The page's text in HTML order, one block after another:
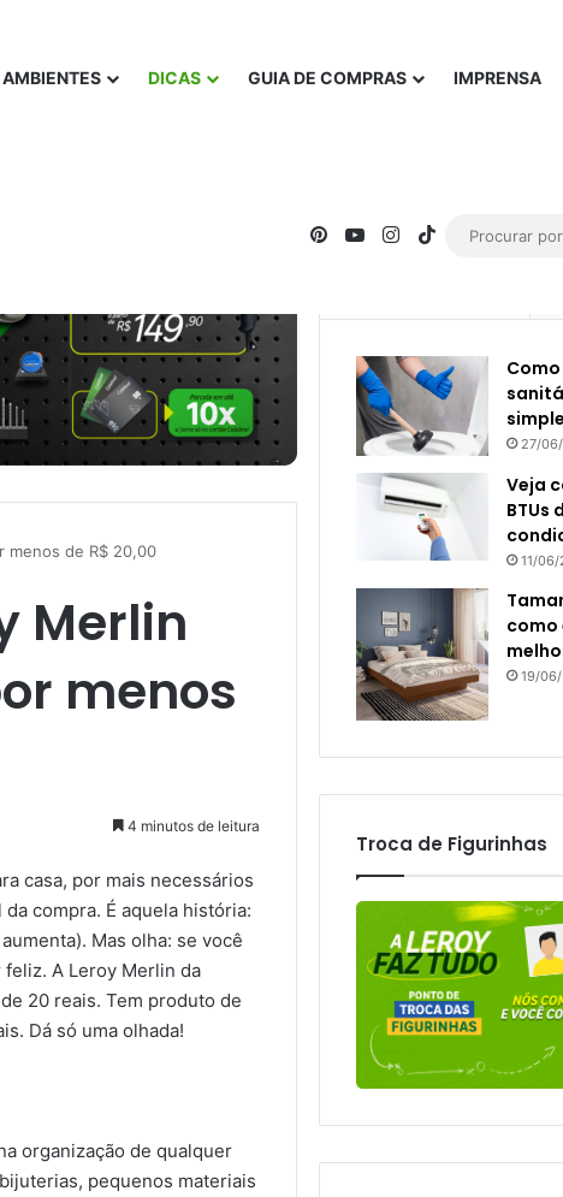
AMBIENTES DICAS GUIA DE COMPRAS IMPRENSA
PinterestYouTubeInstagram
TikTok
menos de R$ 20,00
Merlin
menos
4 minutos de leitura
casa, por mais necessários
compra. É aquela história:
Mas olha: se você
feliz. A Leroy Merlin da
20 reais. Tem produto de
Dá só uma olhada!
organização de qualquer
pequenos materiais
27/
Veja
BTUs
11/
como
19/
Troca de Figurinhas